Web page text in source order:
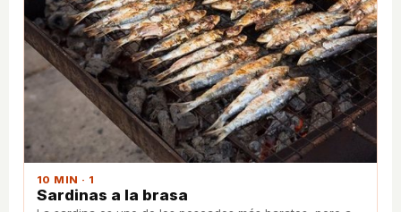
10 MIN · 1
Sardinas a la brasa